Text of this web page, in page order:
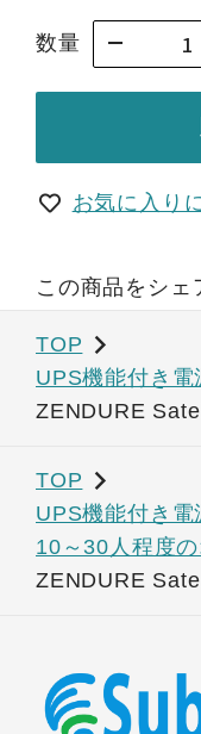
数量
お気に入り
この商品をシェ
TOP
UPS機能付き
ZENDURE
TOP
UPS機能付き
10～30人程度
ZENDURE